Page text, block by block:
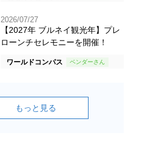
2026/07/27
【2027年 ブルネイ観光年】プレ
ローンチセレモニーを開催！
ワールドコンパス
もっと見る